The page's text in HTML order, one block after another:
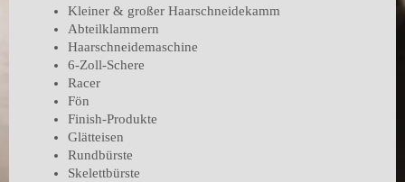
Kleiner & großer Haarschneidekamm
Abteilklammern
Haarschneidemaschine
6-Zoll-Schere
Racer
Fön
Finish-Produkte
Glätteisen
Rundbürste
Skelettbürste